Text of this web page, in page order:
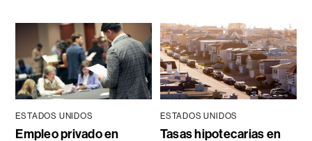
ESTADOS UNIDOS
Empleo privado en
ESTADOS UNIDOS
Tasas hipotecarias en